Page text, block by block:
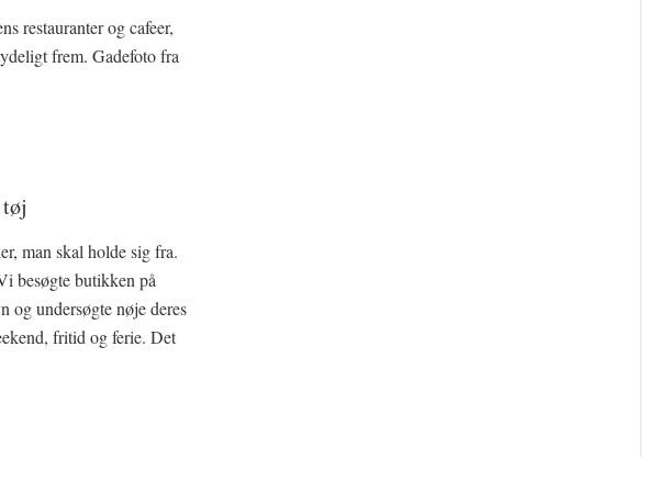
restauranter og cafeer,
frem. Gadefoto fra
man skal holde sig fra.
besøgte butikken på
og undersøgte nøje deres
fritid og ferie. Det